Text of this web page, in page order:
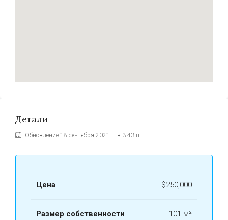
Детали
Обновление 18 сентября 2021 г. в 3:43 пп
Цена $250,000
Размер собственности 101 м²